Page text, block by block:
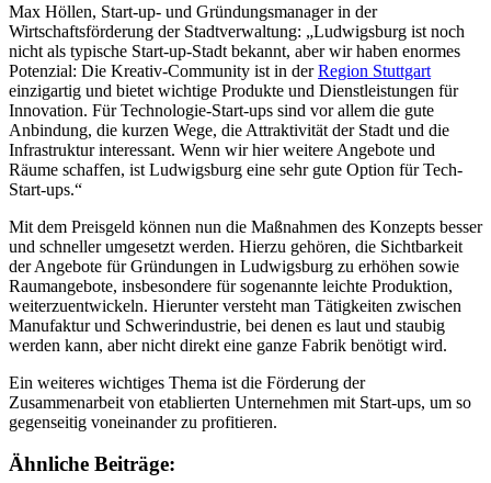
Max Höllen, Start-up- und Gründungsmanager in der
Wirtschaftsförderung der Stadtverwaltung: „Ludwigsburg ist noch
nicht als typische Start-up-Stadt bekannt, aber wir haben enormes
Potenzial: Die Kreativ-Community ist in derRegion Stuttgart
einzigartig und bietet wichtige Produkte und Dienstleistungen für
Innovation. Für Technologie-Start-ups sind vor allem die gute
Anbindung, die kurzen Wege, die Attraktivität der Stadt und die
Infrastruktur interessant. Wenn wir hier weitere Angebote und
Räume schaffen, ist Ludwigsburg eine sehr gute Option für Tech-
Start-ups.“
Mit dem Preisgeld können nun die Maßnahmen des Konzepts besser
und schneller umgesetzt werden. Hierzu gehören, die Sichtbarkeit
der Angebote für Gründungen in Ludwigsburg zu erhöhen sowie
Raumangebote, insbesondere für sogenannte leichte Produktion,
weiterzuentwickeln. Hierunter versteht man Tätigkeiten zwischen
Manufaktur und Schwerindustrie, bei denen es laut und staubig
werden kann, aber nicht direkt eine ganze Fabrik benötigt wird.
Ein weiteres wichtiges Thema ist die Förderung der
Zusammenarbeit von etablierten Unternehmen mit Start-ups, um so
gegenseitig voneinander zu profitieren.
Ähnliche Beiträge: